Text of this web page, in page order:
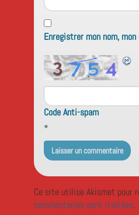
Enregistrer mon nom,
Code Anti-spam
*
Ce site utilise Akismet pour
commentaires sont traitées.